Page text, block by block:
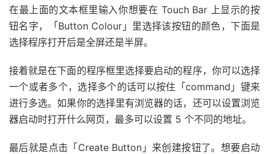
在最上面的文本框里输入你想要在 Touch Bar 上显示的按
钮名字，「Button Colour」里选择该按钮的颜色，下面是
选择程序打开后是全屏还是半屏。
接着就是在下面的程序框里选择要启动的程序，你可以选择
一个或者多个，选择多个的话可以按住「command」键来
进行多选。如果你的选择里有浏览器的话，还可以设置浏览
器启动时打开什么网页，最多可以设置 5 个不同的地址。
最后就是点击「Create Button」来创建按钮了。想要启动